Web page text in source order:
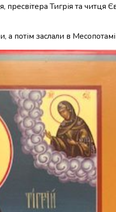
Тигрія та читця
потім заслали в